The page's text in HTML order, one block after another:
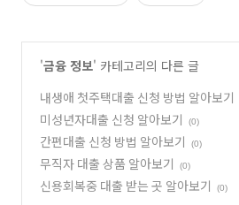
'금융 정보' 카테고리의 다른 글
내생애 첫주택대출 신청 방법 알아보기
미성년자대출 신청 알아보기 (0)
간편대출 신청 방법 알아보기 (0)
무직자 대출 상품 알아보기 (0)
신용회복중 대출 받는 곳 알아보기 (0)